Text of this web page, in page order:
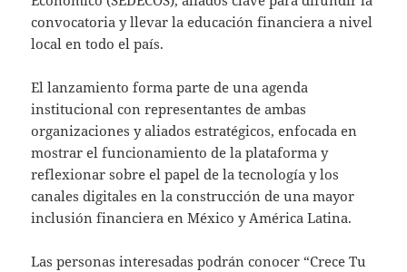
convocatoria y llevar la educación financiera a nivel
local en todo el país.
El lanzamiento forma parte de una agenda
institucional con representantes de ambas
organizaciones y aliados estratégicos, enfocada en
mostrar el funcionamiento de la plataforma y
reflexionar sobre el papel de la tecnología y los
canales digitales en la construcción de una mayor
inclusión financiera en México y América Latina.
Las personas interesadas podrán conocer “Crece Tu